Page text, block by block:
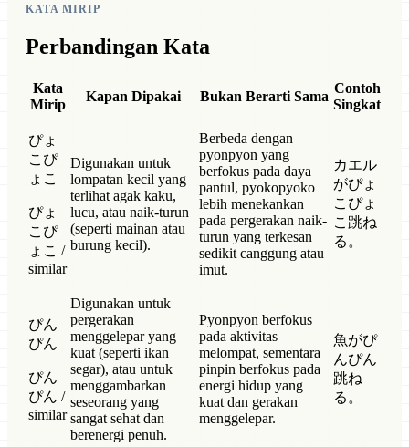
KATA MIRIP
Perbandingan Kata
Kata
Mirip
Kapan Dipakai Bukan Berarti Sama
Contoh
Singkat
ぴょ
こぴ
ょこ
ぴょ
こぴ
ょこ /
similar
Digunakan untuk
lompatan kecil yang
terlihat agak kaku,
lucu, atau naik-turun
(seperti mainan atau
burung kecil).
Berbeda dengan
pyonpyon yang
berfokus pada daya
pantul, pyokopyoko
lebih menekankan
pada pergerakan naik-
turun yang terkesan
sedikit canggung atau
imut.
カエル
がぴょ
こぴょ
こ跳ね
る。
ぴん
ぴん
ぴん
ぴん /
similar
Digunakan untuk
pergerakan
menggelepar yang
kuat (seperti ikan
segar), atau untuk
menggambarkan
seseorang yang
sangat sehat dan
berenergi penuh.
Pyonpyon berfokus
pada aktivitas
melompat, sementara
pinpin berfokus pada
energi hidup yang
kuat dan gerakan
menggelepar.
魚がぴ
んぴん
跳ね
る。